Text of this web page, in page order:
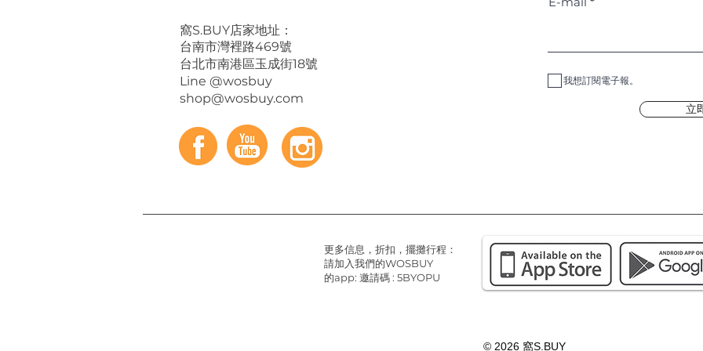
​窩S.BUY店家地址：
台南市灣裡路469號
台北市南港區玉成街18號
Line @wosbuy
shop@wosbuy.com
我想訂閱電子報。
立
更多信息，折扣，擺攤行程：
請加入我們的WOSBUY
的app: 邀請碼 : 5BYOPU
© 2026 窩S.BUY